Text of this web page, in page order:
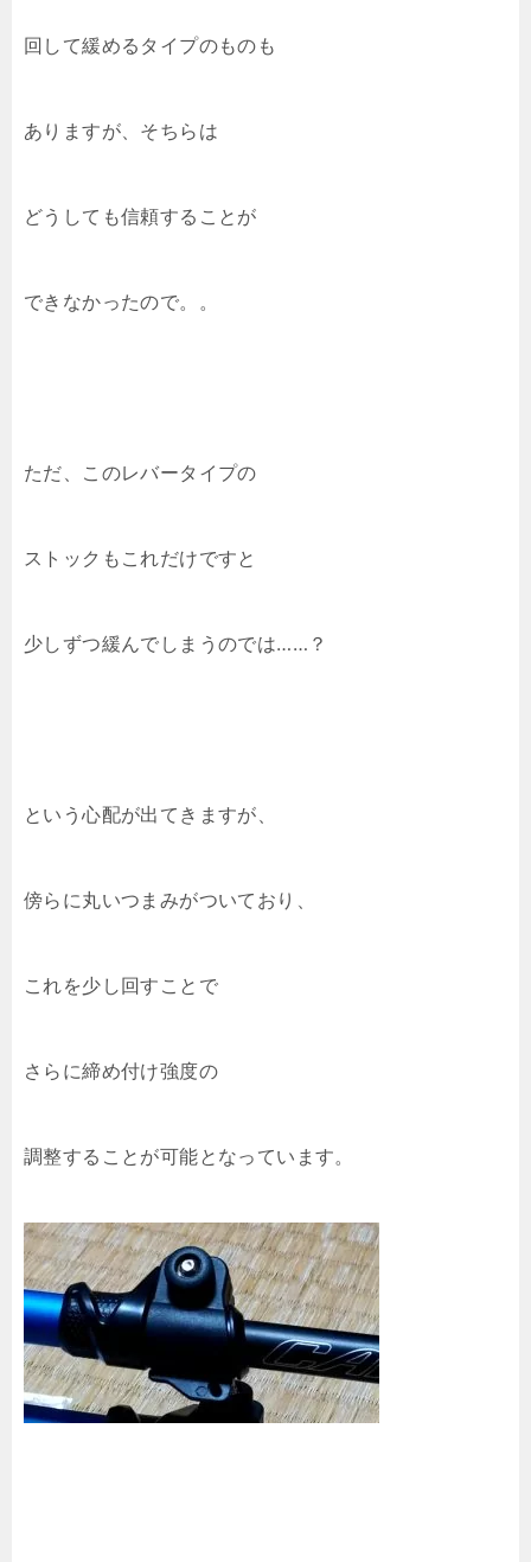
回して緩めるタイプのものも
ありますが、そちらは
どうしても信頼することが
できなかったので。。
ただ、このレバータイプの
ストックもこれだけですと
少しずつ緩んでしまうのでは……？
という心配が出てきますが、
傍らに丸いつまみがついており、
これを少し回すことで
さらに締め付け強度の
調整することが可能となっています。